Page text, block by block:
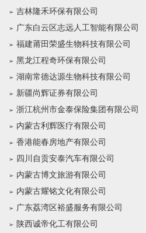
吉林隆禾环保有限公司
广东白云区志远人工智能有限公司
福建莆田荣盛生物科技有限公司
黑龙江程奇环保有限公司
湖南常德达源生物科技有限公司
新疆尚辉证券有限公司
浙江杭州市金泰保险集团有限公司
内蒙古利辉医疗有限公司
香港能春房地产有限公司
四川自贡安泰汽车有限公司
内蒙古博文旅游有限公司
内蒙古耀铭文化有限公司
广东荔湾区裕盛服务有限公司
陕西诚帝化工有限公司